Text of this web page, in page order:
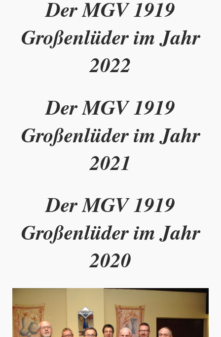
Der MGV 1919
Großenlüder im Jahr
2022
Der MGV 1919
Großenlüder im Jahr
2021
Der MGV 1919
Großenlüder im Jahr
2020